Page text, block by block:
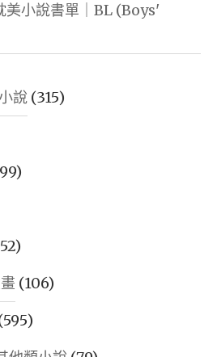
美小說書單｜BL (Boys'
說 (315)
(106)